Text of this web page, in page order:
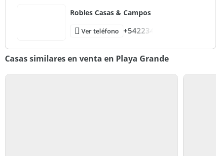
Robles Casas & Campos
Ver teléfono +542234
Casas similares en venta en Playa Grande